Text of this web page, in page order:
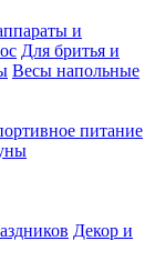
и
Для бритья и
Весы напольные
питание
Декор и